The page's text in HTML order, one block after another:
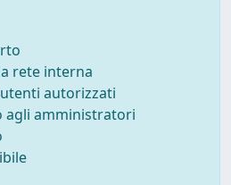
rete interna
autorizzati
agli amministratori